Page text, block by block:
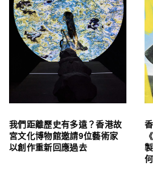
我們距離歷史有多遠？香港故
宮文化博物館邀請9位藝術家
以創作重新回應過去